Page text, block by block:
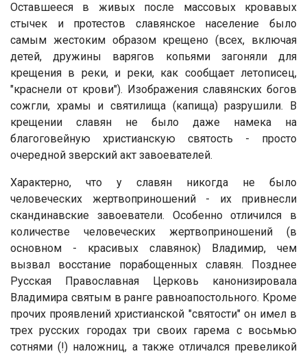
Оставшееся в живых после массовых кровавых
стычек и протестов славянское население было
самым жестоким образом крещено (всех, включая
детей, дружины варягов копьями загоняли для
крещения в реки, и реки, как сообщает летописец,
"краснели от крови"). Изображения славянских богов
сожгли, храмы и святилища (капища) разрушили. В
крещении славян не было даже намека на
благоговейную христианскую святость - просто
очередной зверский акт завоевателей.
Характерно, что у славян никогда не было
человеческих жертвоприношений - их привнесли
скандинавские завоеватели. Особенно отличился в
количестве человеческих жертвоприношений (в
основном - красивых славянок) Владимир, чем
вызвал восстание порабощенных славян. Позднее
Русская Православная Церковь канонизировала
Владимира святым в ранге равноапостольного. Кроме
прочих проявлений христианской "святости" он имел в
трех русских городах три своих гарема с восьмью
сотнями (!) наложниц, а также отличался превеликой